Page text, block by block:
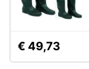
€ 49,73